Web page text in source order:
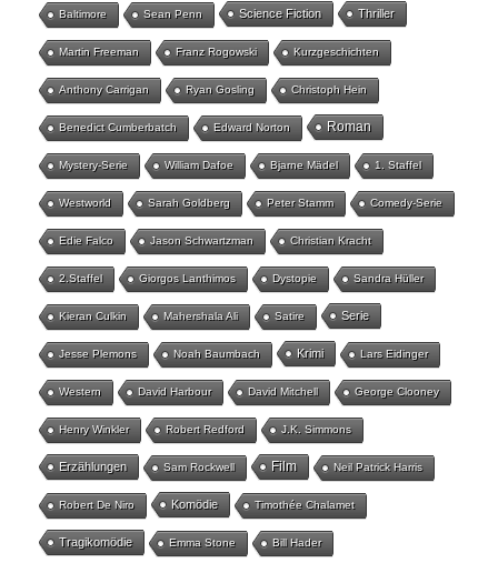
Baltimore Sean Penn Science Fiction Thriller
Martin Freeman Franz Rogowski Kurzgeschichten
Anthony Carrigan Ryan Gosling Christoph Hein
Benedict Cumberbatch Edward Norton Roman
Mystery-Serie William Dafoe Bjarne Mädel 1. Staffel
Westworld Sarah Goldberg Peter Stamm Comedy-Serie
Edie Falco Jason Schwartzman Christian Kracht
2.Staffel Giorgos Lanthimos Dystopie Sandra Hüller
Kieran Culkin Mahershala Ali Satire Serie
Jesse Plemons Noah Baumbach Krimi Lars Eidinger
Western David Harbour David Mitchell George Clooney
Henry Winkler Robert Redford J.K. Simmons
Erzählungen Sam Rockwell Film Neil Patrick Harris
Robert De Niro Komödie Timothée Chalamet
Tragikomödie Emma Stone Bill Hader